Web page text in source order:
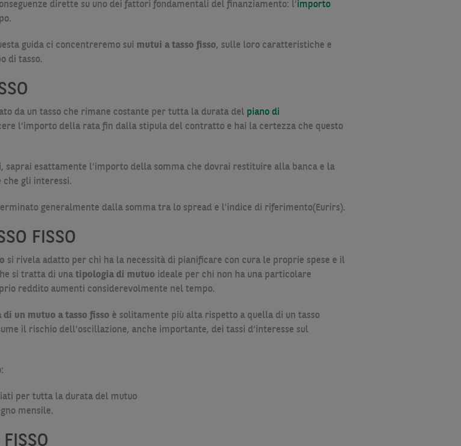
dirette su uno dei fattori fondamentali del finanziamento: l’importo
guida ci concentreremo sui mutui a tasso fisso, sulle loro caratteristiche e
di tasso.
da un tasso che rimane costante per tutta la durata del piano di
l’importo della rata fin dalla stipula del contratto e hai la certezza che questo
saprai esattamente l’importo della somma che dovrai restituire alla banca e la
che gli interessi.
generalmente dalla somma tra lo spread e l’indice di riferimento(Eurirs).
FISSO
si rivela adatto per chi ha la necessità di pianificare con cura le proprie spese e il
si tratta di una tipologia di mutuo ideale per chi non ha una particolare
reddito aumenti considerevolmente nel tempo.
di un mutuo a tasso fisso è solitamente più alta rispetto a quella di un tasso
il rischio dell’oscillazione, anche importante, dei tassi d’interesse sul
per tutta la durata del mutuo
mensile.